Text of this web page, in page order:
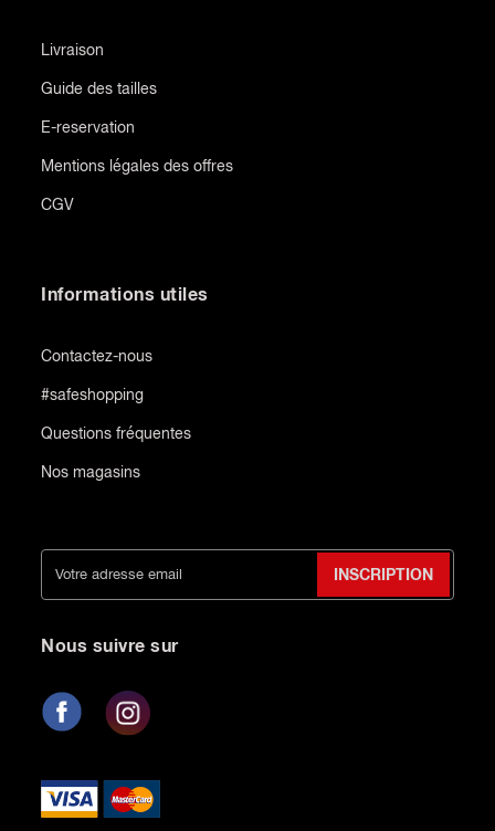
Livraison
Guide des tailles
E-reservation
Mentions légales des offres
CGV
Informations utiles
Contactez-nous
#safeshopping
Questions fréquentes
Nos magasins
INSCRIPTION
Nous suivre sur